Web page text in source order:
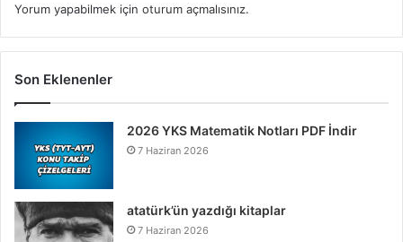
Yorum yapabilmek için oturum açmalısınız.
Son Eklenenler
2026 YKS Matematik Notları PDF İndir
7 Haziran 2026
atatürk’ün yazdığı kitaplar
7 Haziran 2026